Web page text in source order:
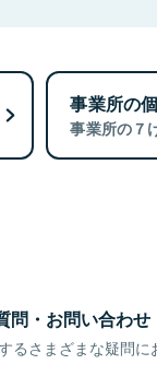
事業所の
事業所の７
問・お問い合わせ
るさまざまな疑問に